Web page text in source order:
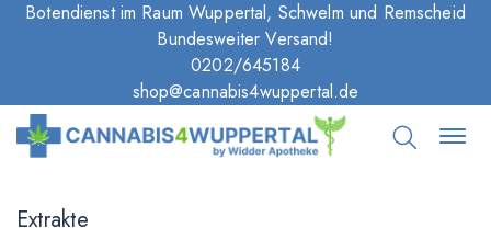
Botendienst im Raum Wuppertal, Schwelm und Remscheid
Bundesweiter Versand!
0202/645184
shop@cannabis4wuppertal.de
Extrakte